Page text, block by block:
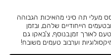
מעלי תה סיני מהאיכות הגבוהה
הייחודיים שלהם, ובזמן
לאורך זמן.בנוסף, צ’באקו גם
וערבוב טעמים משובח!